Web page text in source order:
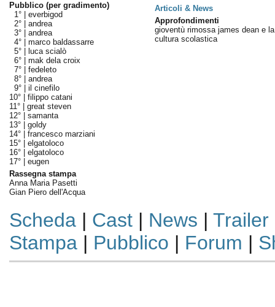
Pubblico (per gradimento)
1° | everbigod
2° | andrea
3° | andrea
4° | marco baldassarre
5° |
luca scialò
6° | mak dela croix
7° | fedeleto
8° | andrea
9° | il cinefilo
10° | filippo catani
11° | great steven
12° | samanta
13° | goldy
14° | francesco marziani
15° | elgatoloco
16° | elgatoloco
17° | eugen
Rassegna stampa
Anna Maria Pasetti
Gian Piero dell'Acqua
Articoli & News
Approfondimenti
gioventù rimossa james dean e la
cultura scolastica
Scheda| Cast| News | Trailer
Stampa| Pubblico | Forum |